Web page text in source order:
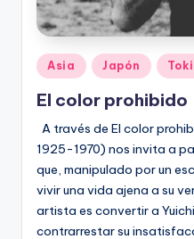
Publicado
en
Asia Japón
El color prohibido
A través de El color
1925-1970) nos invita a
que, manipulado por un
vivir una vida ajena a su
artista es convertir a
contrarrestar su